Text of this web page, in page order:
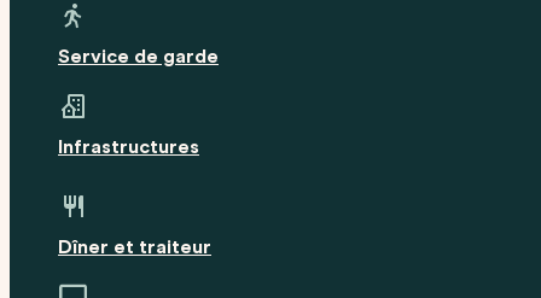
Service de garde
Infrastructures
Dîner et traiteur